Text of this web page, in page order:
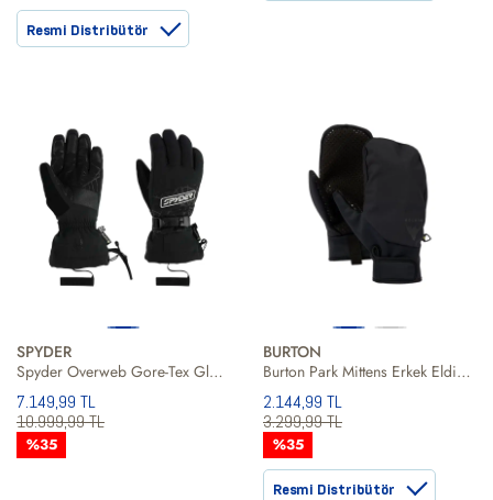
Resmi Distribütör
SPYDER
Spyder Overweb Gore-Tex Gloves Erkek Eldiven
7.149,99 TL
10.999,99 TL
%35
BURTON
Burton Park Mittens Erkek Eldiven
2.144,99 TL
3.299,99 TL
%35
Resmi Distribütör